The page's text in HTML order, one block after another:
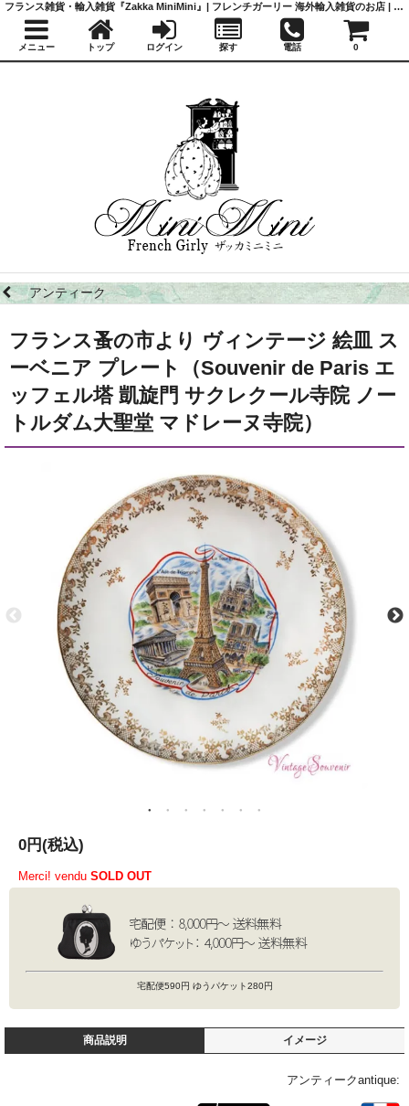
アンティーク
フランス蚤の市より ヴィンテージ 絵皿 ス
ーベニア プレート（Souvenir de Paris エ
ッフェル塔 凱旋門 サクレクール寺院 ノー
トルダム大聖堂 マドレーヌ寺院）
0円(税込)
Merci! vendu SOLD OUT
宅配便590円 ゆうパケット280円
商品説明 イメージ
アンティークantique:
フランス雑貨・輸入雑貨『Zakka MiniMini』| フレンチガーリー 海外輸入雑貨のお店 | かわいい雑貨 | 蚤の市 | アンティーク
メニュー トップ ログイン 探す 電話 0